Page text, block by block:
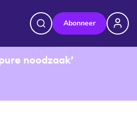
Abonneer
noodzaak’